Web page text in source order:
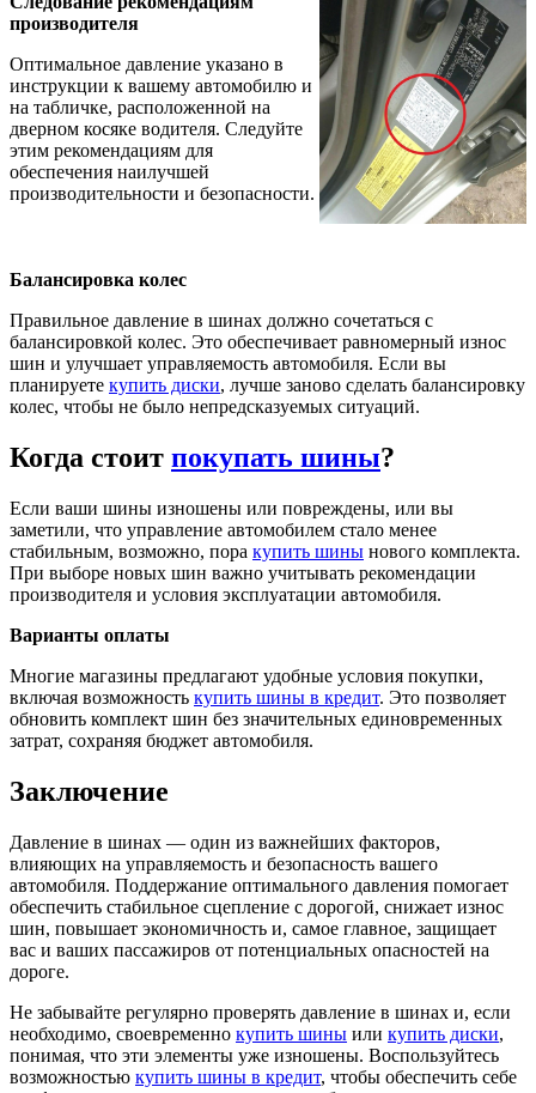
производителя
Оптимальное давление указано в
инструкции к вашему автомобилю и
на табличке, расположенной на
дверном косяке водителя. Следуйте
этим рекомендациям для
обеспечения наилучшей
производительности и безопасности.
Балансировка колес
Правильное давление в шинах должно сочетаться с
балансировкой колес. Это обеспечивает равномерный износ
шин и улучшает управляемость автомобиля. Если вы
планируете купить диски, лучше заново сделать балансировку
колес, чтобы не было непредсказуемых ситуаций.
Когда стоит покупать шины?
Если ваши шины изношены или повреждены, или вы
заметили, что управление автомобилем стало менее
стабильным, возможно, пора купить шины нового комплекта.
При выборе новых шин важно учитывать рекомендации
производителя и условия эксплуатации автомобиля.
Варианты оплаты
Многие магазины предлагают удобные условия покупки,
включая возможность купить шины в кредит. Это позволяет
обновить комплект шин без значительных единовременных
затрат, сохраняя бюджет автомобиля.
Заключение
Давление в шинах — один из важнейших факторов,
влияющих на управляемость и безопасность вашего
автомобиля. Поддержание оптимального давления помогает
обеспечить стабильное сцепление с дорогой, снижает износ
шин, повышает экономичность и, самое главное, защищает
вас и ваших пассажиров от потенциальных опасностей на
дороге.
Не забывайте регулярно проверять давление в шинах и, если
необходимо, своевременно купить шины или купить диски,
понимая, что эти элементы уже изношены. Воспользуйтесь
возможностью купить шины в кредит, чтобы обеспечить себе